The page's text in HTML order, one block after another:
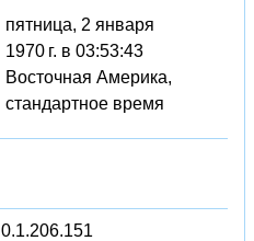
пятница, 2 января
1970 г. в 03:53:43
Восточная Америка,
стандартное время
0.1.206.151